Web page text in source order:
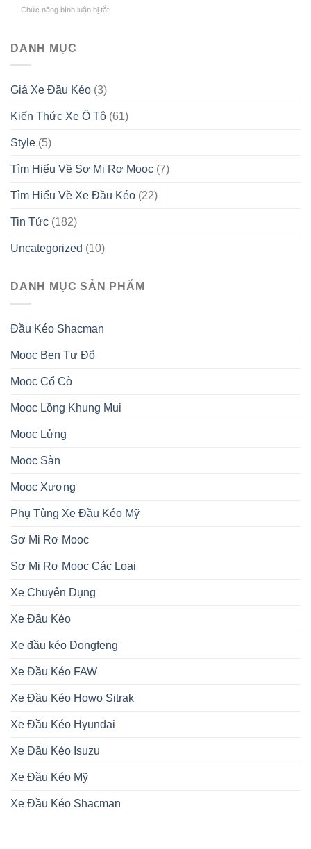
CAO
2026
mùng
2026
Chức năng bình luận bị tắtở
Trời
DANH MỤC
Giá Xe Đầu Kéo (3)
Kiến Thức Xe Ô Tô (61)
Style (5)
Tìm Hiểu Về Sơ Mi Rơ Mooc (7)
Tìm Hiểu Về Xe Đầu Kéo (22)
Tin Tức (182)
Uncategorized (10)
DANH MỤC SẢN PHẨM
Đầu Kéo Shacman
Mooc Ben Tự Đổ
Mooc Cổ Cò
Mooc Lồng Khung Mui
Mooc Lửng
Mooc Sàn
Mooc Xương
Phụ Tùng Xe Đầu Kéo Mỹ
Sơ Mi Rơ Mooc
Sơ Mi Rơ Mooc Các Loại
Xe Chuyên Dụng
Xe Đầu Kéo
Xe đầu kéo Dongfeng
Xe Đầu Kéo FAW
Xe Đầu Kéo Howo Sitrak
Xe Đầu Kéo Hyundai
Xe Đầu Kéo Isuzu
Xe Đầu Kéo Mỹ
Xe Đầu Kéo Shacman